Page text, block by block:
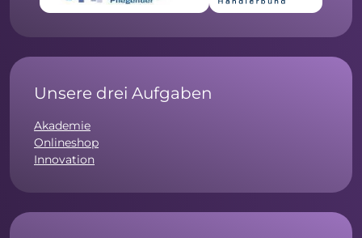
Unsere drei Aufgaben
Akademie
Onlineshop
Innovation